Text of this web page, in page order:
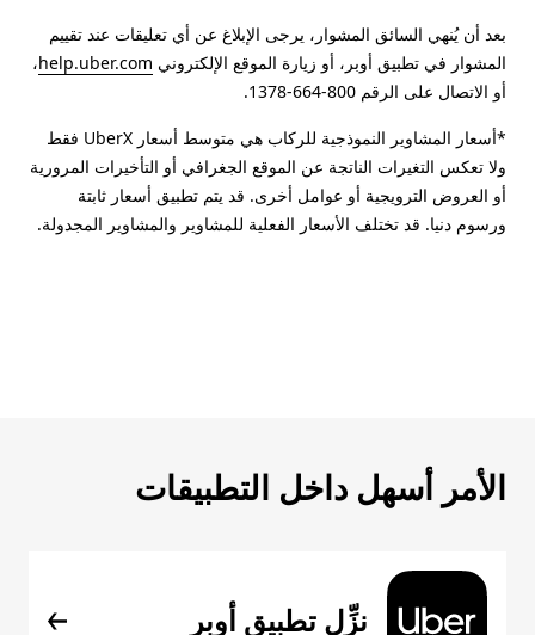
بعد أن يُنهي السائق المشوار، يرجى الإبلاغ عن أي تعليقات عند تقييم
المشوار في تطبيق أوبر، أو زيارة الموقع الإلكتروني help.uber.com،
أو الاتصال على الرقم 800-664-1378.
*أسعار المشاوير النموذجية للركاب هي متوسط أسعار UberX فقط
ولا تعكس التغيرات الناتجة عن الموقع الجغرافي أو التأخيرات المرورية
أو العروض الترويجية أو عوامل أخرى. قد يتم تطبيق أسعار ثابتة
ورسوم دنيا. قد تختلف الأسعار الفعلية للمشاوير والمشاوير المجدولة.
الأمر أسهل داخل التطبيقات
نزِّل تطبيق أوبر